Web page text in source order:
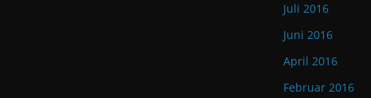
Juli 2016
Juni 2016
April 2016
Februar 2016